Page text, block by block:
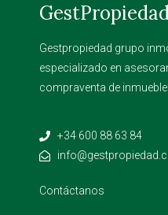
Gestpropiedad grupo
especializado en
compraventa de
+34 600 88 63 84
Contáctanos